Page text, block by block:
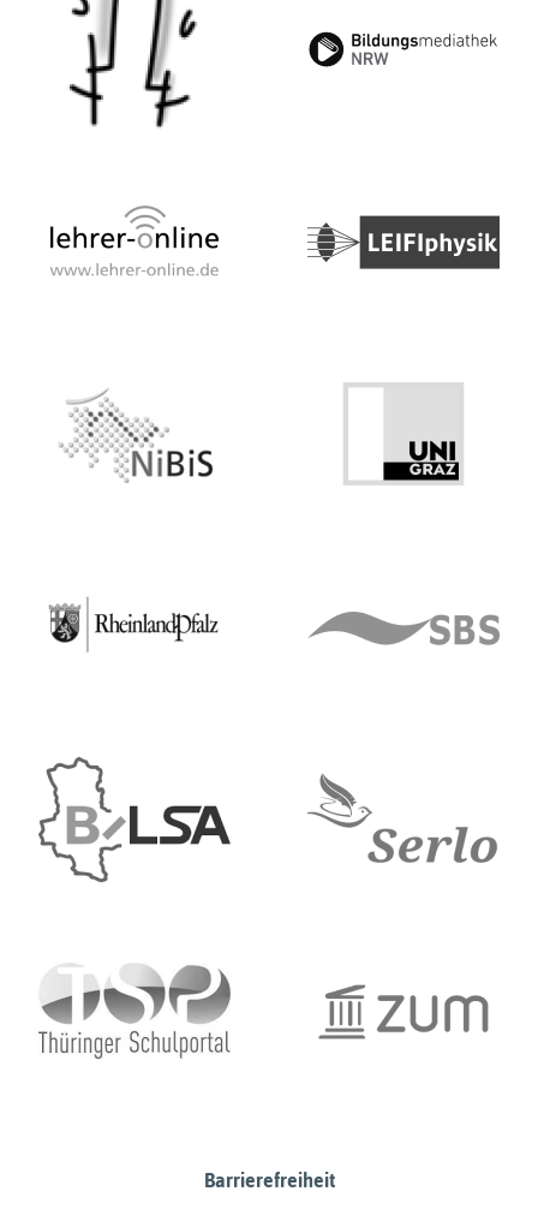
Barrierefreiheit